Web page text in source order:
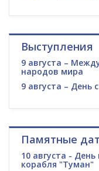
Выступления
9 августа –
народов мира
9 августа – День
Памятные
10 августа -
корабля "Туман"